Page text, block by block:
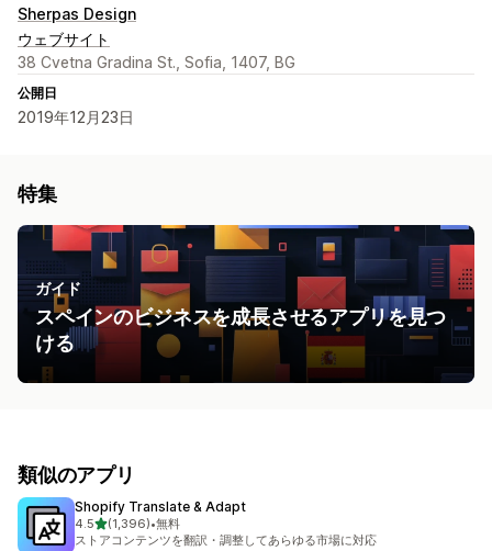
Sherpas Design
ウェブサイト
38 Cvetna Gradina St., Sofia, 1407, BG
公開日
2019年12月23日
特集
ガイド
スペインのビジネスを成長させるアプリを見つ
ける
類似のアプリ
Shopify Translate & Adapt
4.55つ星中
(1,396)
合計レビュー数：1396件
•無料
ストアコンテンツを翻訳・調整してあらゆる市場に対応